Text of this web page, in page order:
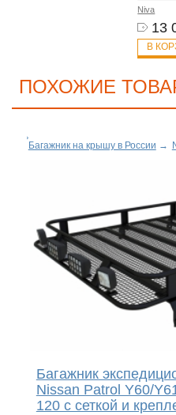
Niva
13
В
ПОХОЖИЕ
Багажник на крышу в России →
Багажник
Nissan Patrol Y60/
120 с сеткой и